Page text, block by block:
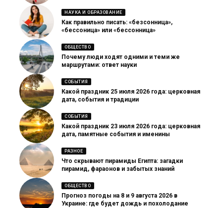
НАУКА И ОБРАЗОВАНИЕ
Как правильно писать: «безсонница»,
«бессоница» или «бессонница»
ОБЩЕСТВО
Почему люди ходят одними и теми же
маршрутами: ответ науки
СОБЫТИЯ
Какой праздник 25 июля 2026 года: церковная
дата, события и традиции
СОБЫТИЯ
Какой праздник 23 июля 2026 года: церковная
дата, памятные события и именины
РАЗНОЕ
Что скрывают пирамиды Египта: загадки
пирамид, фараонов и забытых знаний
ОБЩЕСТВО
Прогноз погоды на 8 и 9 августа 2026 в
Украине: где будет дождь и похолодание